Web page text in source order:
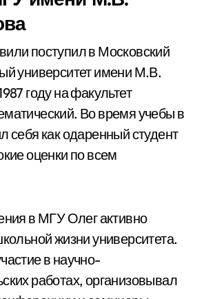
поступил в Московский
университет имени М.В.
году на факультет
Во время учебы в
себя как одаренный студент
оценки по всем
в МГУ Олег активно
жизни университета.
в научно-
работах, организовывал